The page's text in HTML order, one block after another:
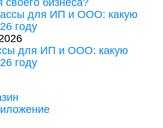
для ИП и ООО: какую
году